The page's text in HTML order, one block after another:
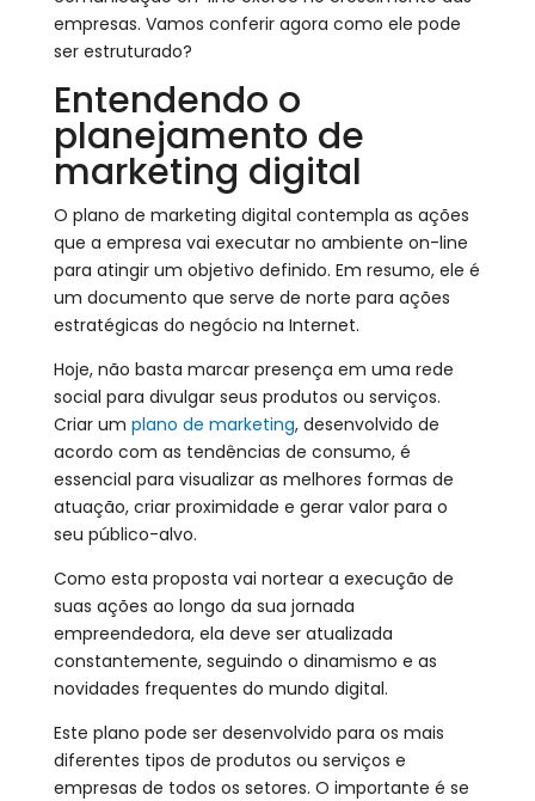
empresas. Vamos conferir agora como ele pode
ser estruturado?
Entendendo o
planejamento de
marketing digital
O plano de marketing digital contempla as ações
que a empresa vai executar no ambiente on-line
para atingir um objetivo definido. Em resumo, ele é
um documento que serve de norte para ações
estratégicas do negócio na Internet.
Hoje, não basta marcar presença em uma rede
social para divulgar seus produtos ou serviços.
Criar um plano de marketing, desenvolvido de
acordo com as tendências de consumo, é
essencial para visualizar as melhores formas de
atuação, criar proximidade e gerar valor para o
seu público-alvo.
Como esta proposta vai nortear a execução de
suas ações ao longo da sua jornada
empreendedora, ela deve ser atualizada
constantemente, seguindo o dinamismo e as
novidades frequentes do mundo digital.
Este plano pode ser desenvolvido para os mais
diferentes tipos de produtos ou serviços e
empresas de todos os setores. O importante é se